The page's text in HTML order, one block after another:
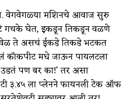
वेगवेगळ्या मशिनचे आवाज सुरु
गचके घेत, इकडून तिकडून वळणे
वेळ ते असचं ईकडे तिकडे भटकत
कॉकपीट मधे जाऊन पायलटला
पण बर का!’ तर असा
३.४५ ला प्लेनने फायनली टेक ऑफ